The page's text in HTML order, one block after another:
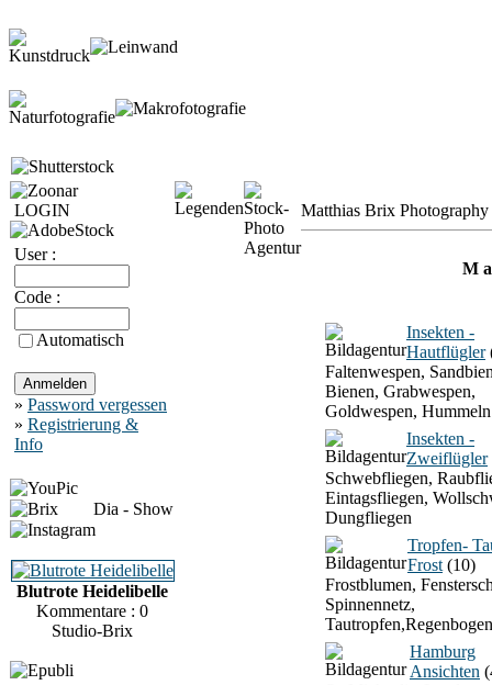
LOGIN
User :
Code :
Automatisch
» Password vergessen
» Registrierung &
Info
Dia - Show
Blutrote Heidelibelle
Kommentare : 0
Studio-Brix
Matthias Brix
M
Insekten -
Hautflügler
Faltenwespen,
Bienen, Grabwespen,
Goldwespen, Hummeln
Insekten -
Zweiflügler
Schwebfliegen,
Eintagsfliegen,
Dungfliegen
Tropfen-
Frost (10)
Frostblumen,
Spinnennetz,
Hamburg
Ansichten